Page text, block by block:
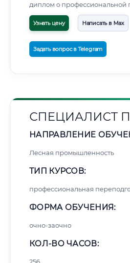
диплом о профессиональной
Узнать цену Написать в Max
Задать вопрос в Telegram
СПЕЦИАЛИСТ
НАПРАВЛЕНИЕ
Лесная промышленность
ТИП КУРСОВ:
профессиональная
ФОРМА ОБУЧЕНИЯ:
очно-заочно
КОЛ-ВО ЧАСОВ: